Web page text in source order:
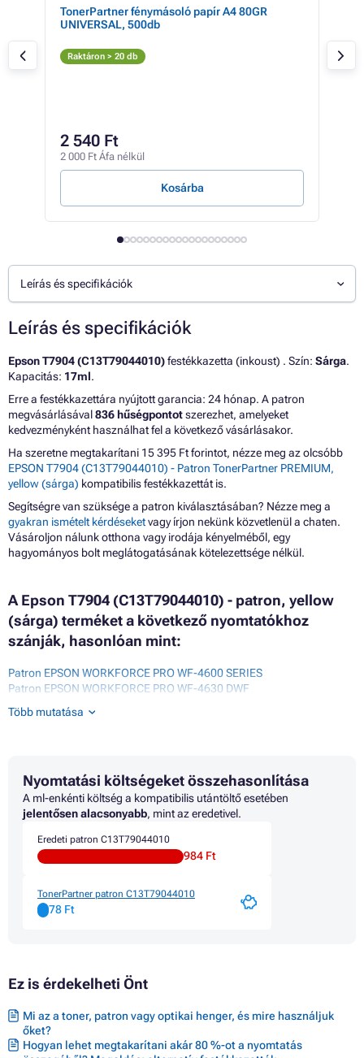
TonerPartner fénymásoló papír A4 80GR
UNIVERSAL, 500db
Raktáron > 20 db
2 540 Ft
2 000 Ft Áfa nélkül
Kosárba
Leírás és specifikációk
Leírás és specifikációk
Epson T7904 (C13T79044010)festékkazetta (inkoust) . Szín: Sárga.
Kapacitás: 17ml.
Erre a festékkazettára nyújtott garancia: 24 hónap. A patron
megvásárlásával836 hűségpontotszerezhet, amelyeket
kedvezményként használhat fel a következő vásárlásakor.
Ha szeretne megtakarítani 15 395 Ft forintot, nézze meg az olcsóbb
EPSON T7904 (C13T79044010) - Patron TonerPartner PREMIUM,
yellow (sárga) kompatibilis festékkazettát is.
Segítségre van szüksége a patron kiválasztásában? Nézze meg a
gyakran ismételt kérdéseketvagy írjon nekünk közvetlenül a chaten.
Vásároljon nálunk otthona vagy irodája kényelméből, egy
hagyományos bolt meglátogatásának kötelezettsége nélkül.
A Epson T7904 (C13T79044010) - patron, yellow
(sárga) terméket a következő nyomtatókhoz
szánják, hasonlóan mint:
Patron EPSON WORKFORCE PRO WF-4600 SERIES
Patron EPSON WORKFORCE PRO WF-4630 DWF
Patron EPSON WORKFORCE PRO WF-4640DTWF
Patron EPSON WORKFORCE PRO WF-5100 SERIES
Patron EPSON WORKFORCE PRO WF-5620
Patron EPSON WORKFORCE PRO WF-5620 DWF
Patron EPSON WORKFORCE PRO WF-5690 DWF
Több mutatása
Nyomtatási költségeket összehasonlítása
A ml-enkénti költség a kompatibilis utántöltő esetében
jelentősen alacsonyabb, mint az eredetivel.
Eredeti patron C13T79044010
984 Ft
TonerPartner patron C13T79044010
78 Ft
Ez is érdekelheti Önt
Mi az a toner, patron vagy optikai henger, és mire használjuk
őket?
Hogyan lehet megtakarítani akár 80 %-ot a nyomtatás